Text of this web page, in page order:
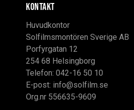
KONTAKT
Huvudkontor
Solfilmsmontören Sverige AB
Porfyrgatan 12
254 68 Helsingborg
Telefon: 042-16 50 10
E-post: info@solfilm.se
Org.nr 556635-9609